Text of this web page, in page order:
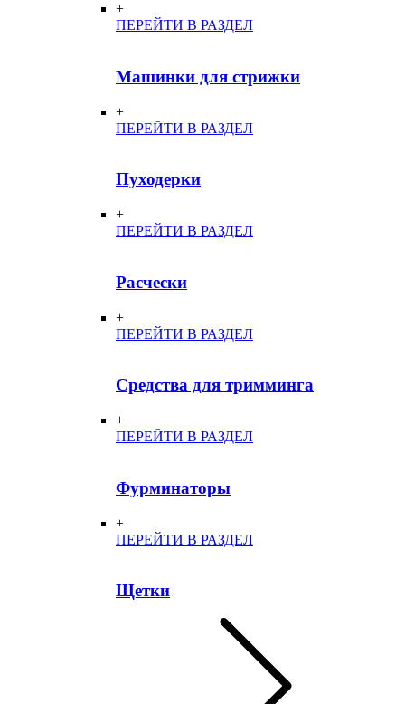
+
ПЕРЕЙТИ В РАЗДЕЛ
Машинки для стрижки
+
ПЕРЕЙТИ В РАЗДЕЛ
Пуходерки
+
ПЕРЕЙТИ В РАЗДЕЛ
Расчески
+
ПЕРЕЙТИ В РАЗДЕЛ
Средства для тримминга
+
ПЕРЕЙТИ В РАЗДЕЛ
Фурминаторы
+
ПЕРЕЙТИ В РАЗДЕЛ
Щетки